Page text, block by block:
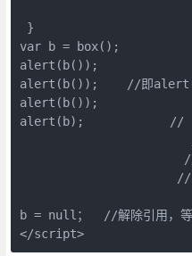
}
var b = box();
alert(b());
alert(b());    //即
alert(b());
alert(b);            //
b = null；  //解除引用，等
</script>